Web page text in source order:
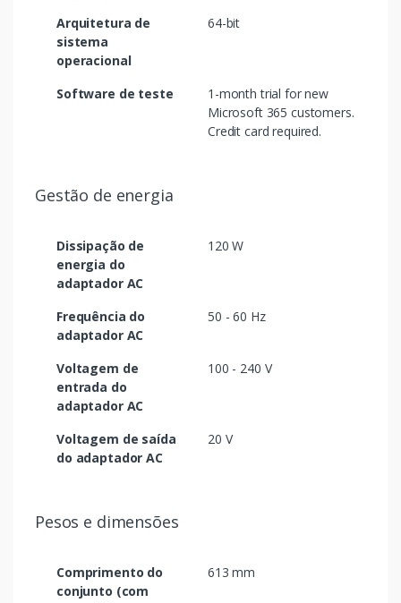
Arquitetura de
sistema
operacional
64-bit
Software de teste
1-month trial for new
Microsoft 365 customers.
Credit card required.
Gestão de energia
Dissipação de
energia do
adaptador AC
120 W
Frequência do
adaptador AC
50 - 60 Hz
Voltagem de
entrada do
adaptador AC
100 - 240 V
Voltagem de saída
do adaptador AC
20 V
Pesos e dimensões
Comprimento do
conjunto (com
613 mm